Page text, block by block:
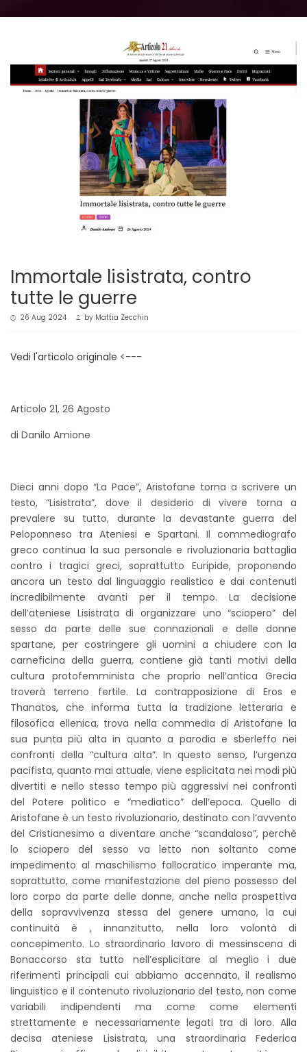
Immortale lisistrata, contro
tutte le guerre
26 Aug 2024 by Mattia Zecchin
Vedi l'articolo originale <---
Articolo 21, 26 Agosto
di Danilo Amione
Dieci anni dopo “La Pace”, Aristofane torna a scrivere un
testo, “Lisistrata”, dove il desiderio di vivere torna a
prevalere su tutto, durante la devastante guerra del
Peloponneso tra Ateniesi e Spartani. Il commediografo
greco continua la sua personale e rivoluzionaria battaglia
contro i tragici greci, soprattutto Euripide, proponendo
ancora un testo dal linguaggio realistico e dai contenuti
incredibilmente avanti per il tempo. La decisione
dell’ateniese Lisistrata di organizzare uno “sciopero” del
sesso da parte delle sue connazionali e delle donne
spartane, per costringere gli uomini a chiudere con la
carneficina della guerra, contiene già tanti motivi della
cultura protofemminista che proprio nell’antica Grecia
troverà terreno fertile. La contrapposizione di Eros e
Thanatos, che informa tutta la tradizione letteraria e
filosofica ellenica, trova nella commedia di Aristofane la
sua punta più alta in quanto a parodia e sberleffo nei
confronti della “cultura alta”. In questo senso, l’urgenza
pacifista, quanto mai attuale, viene esplicitata nei modi più
divertiti e nello stesso tempo più aggressivi nei confronti
del Potere politico e “mediatico” dell’epoca. Quello di
Aristofane è un testo rivoluzionario, destinato con l’avvento
del Cristianesimo a diventare anche “scandaloso”, perchè
lo sciopero del sesso va letto non soltanto come
impedimento al maschilismo fallocratico imperante ma,
soprattutto, come manifestazione del pieno possesso del
loro corpo da parte delle donne, anche nella prospettiva
della sopravvivenza stessa del genere umano, la cui
continuità è , innanzitutto, nella loro volontà di
concepimento. Lo straordinario lavoro di messinscena di
Bonaccorso sta tutto nell’esplicitare al meglio i due
riferimenti principali cui abbiamo accennato, il realismo
linguistico e il contenuto rivoluzionario del testo, non come
variabili indipendenti ma come come elementi
strettamente e necessariamente legati tra di loro. Alla
decisa ateniese Lisistrata, una straordinaria Federica